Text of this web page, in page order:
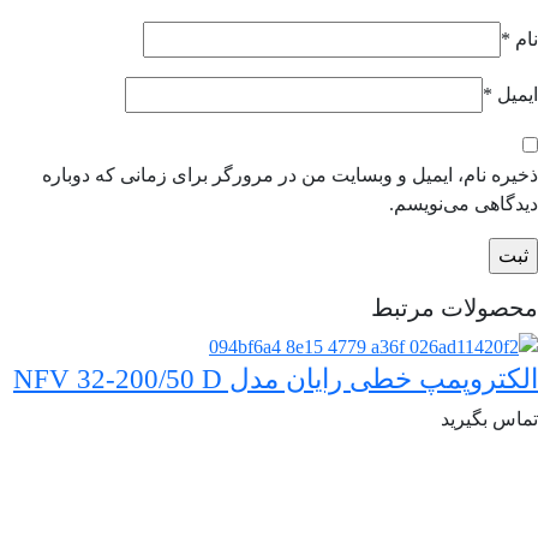
نام *
ایمیل *
ذخیره نام، ایمیل و وبسایت من در مرورگر برای زمانی که دوباره
دیدگاهی می‌نویسم.
محصولات مرتبط
الکتروپمپ خطی رایان مدل NFV 32-200/50 D
تماس بگیرید